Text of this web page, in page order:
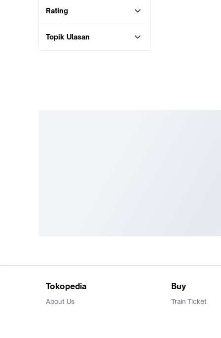
Rating
Topik Ulasan
Tokopedia
About Us
Buy
Train Ticket